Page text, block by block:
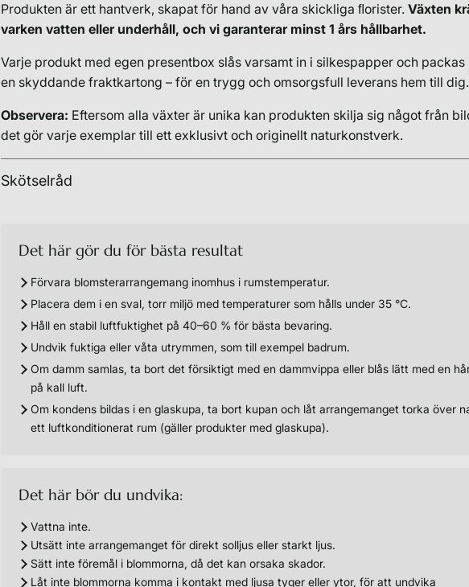
Produkten är ett hantverk, skapat för hand av våra skickliga ﬂorister. Växten
varken vatten eller underhåll, och vi garanterar minst 1 års hållbarhet.
Varje produkt med egen presentbox slås varsamt in i silkespapper och packas
en skyddande fraktkartong – för en trygg och omsorgsfull leverans hem till dig.
Observera: Eftersom alla växter är unika kan produkten skilja sig något från
det gör varje exemplar till ett exklusivt och originellt naturkonstverk.
Skötselråd
Det här gör du för bästa resultat
Förvara blomsterarrangemang inomhus i rumstemperatur.
Placera dem i en sval, torr miljö med temperaturer som hålls under 35 °C.
Håll en stabil luftfuktighet på 40–60 % för bästa bevaring.
Undvik fuktiga eller våta utrymmen, som till exempel badrum.
Om damm samlas, ta bort det försiktigt med en dammvippa eller blås lätt med en
på kall luft.
Om kondens bildas i en glaskupa, ta bort kupan och låt arrangemanget torka över
ett luftkonditionerat rum (gäller produkter med glaskupa).
Det här bör du undvika:
Vattna inte.
Utsätt inte arrangemanget för direkt solljus eller starkt ljus.
Sätt inte föremål i blommorna, då det kan orsaka skador.
Låt inte blommorna komma i kontakt med ljusa tyger eller ytor, för att undvika